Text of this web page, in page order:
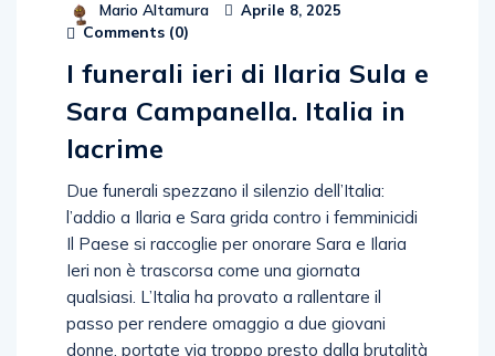
Mario Altamura Aprile 8, 2025
Comments (0)
I funerali ieri di Ilaria Sula e
Sara Campanella. Italia in
lacrime
Due funerali spezzano il silenzio dell’Italia:
l’addio a Ilaria e Sara grida contro i femminicidi
Il Paese si raccoglie per onorare Sara e Ilaria
Ieri non è trascorsa come una giornata
qualsiasi. L’Italia ha provato a rallentare il
passo per rendere omaggio a due giovani
donne, portate via troppo presto dalla brutalità